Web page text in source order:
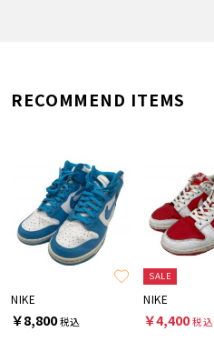
RECOMMEND ITEMS
NIKE
￥8,800税込
SALE
NIKE
￥4,400税込